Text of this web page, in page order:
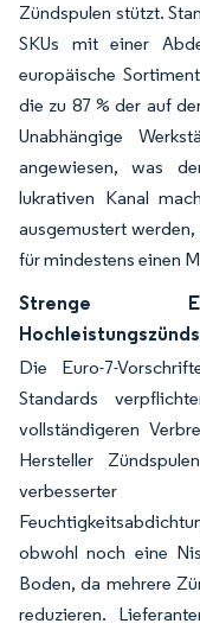
Zündspulen stützt.
SKUs mit einer
europäische
die zu 87 % der auf
Unabhängige
angewiesen, was
lukrativen Kanal
ausgemustert
für mindestens einen
Strenge
Die Euro-7-
Standards
vollständigeren
Hersteller
verbesserter
obwohl noch eine
Boden, da mehrere
reduzieren.